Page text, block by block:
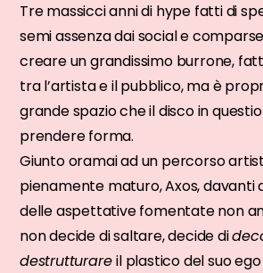
Tre massicci anni di hype fatti di
semi assenza dai social e
creare un grandissimo burrone,
tra l’artista e il pubblico, ma è
grande spazio che il disco in
prendere forma.
Giunto oramai ad un percorso
pienamente maturo, Axos, davanti
delle aspettative fomentate non
non decide di saltare, decide di
destrutturareil plastico del suo